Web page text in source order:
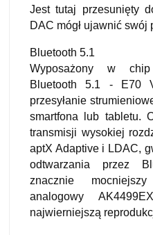
Jest tutaj przesunięty
DAC mógł ujawnić swój
Bluetooth 5.1
Wyposażony w chip
Bluetooth 5.1 - E70
przesyłanie
smartfona lub tabletu.
transmisji wysokiej
aptX Adaptive i LDAC,
odtwarzania przez
znacznie
analogowy
najwierniejszą